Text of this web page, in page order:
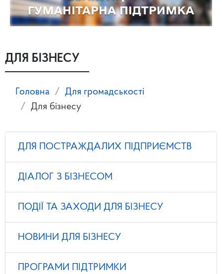
ДЛЯ БІЗНЕСУ
Головна
Для громадськості
Для бізнесу
ДЛЯ ПОСТРАЖДАЛИХ ПІДПРИЄМСТВ
ДІАЛОГ З БІЗНЕСОМ
ПОДІЇ ТА ЗАХОДИ ДЛЯ БІЗНЕСУ
НОВИНИ ДЛЯ БІЗНЕСУ
ПРОГРАМИ ПІДТРИМКИ